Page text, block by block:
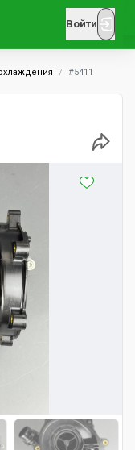
Войти
#5411